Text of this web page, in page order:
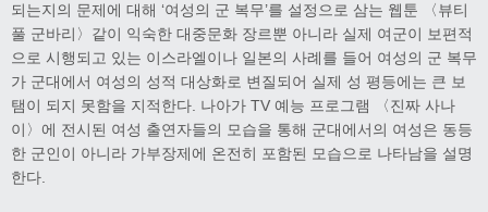
되는지의 문제에 대해 ‘여성의 군 복무’를 설정으로 삼는 웹툰 〈뷰티
풀 군바리〉같이 익숙한 대중문화 장르뿐 아니라 실제 여군이 보편적
으로 시행되고 있는 이스라엘이나 일본의 사례를 들어 여성의 군 복무
가 군대에서 여성의 성적 대상화로 변질되어 실제 성 평등에는 큰 보
탬이 되지 못함을 지적한다. 나아가 TV 예능 프로그램 〈진짜 사나
이〉에 전시된 여성 출연자들의 모습을 통해 군대에서의 여성은 동등
한 군인이 아니라 가부장제에 온전히 포함된 모습으로 나타남을 설명
한다.